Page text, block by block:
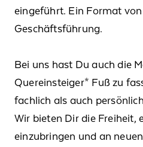
eingeführt. Ein Format
Geschäftsführung.
Bei uns hast Du auch die
Quereinsteiger* Fuß zu
fachlich als auch
Wir bieten Dir die Freiheit,
einzubringen und an